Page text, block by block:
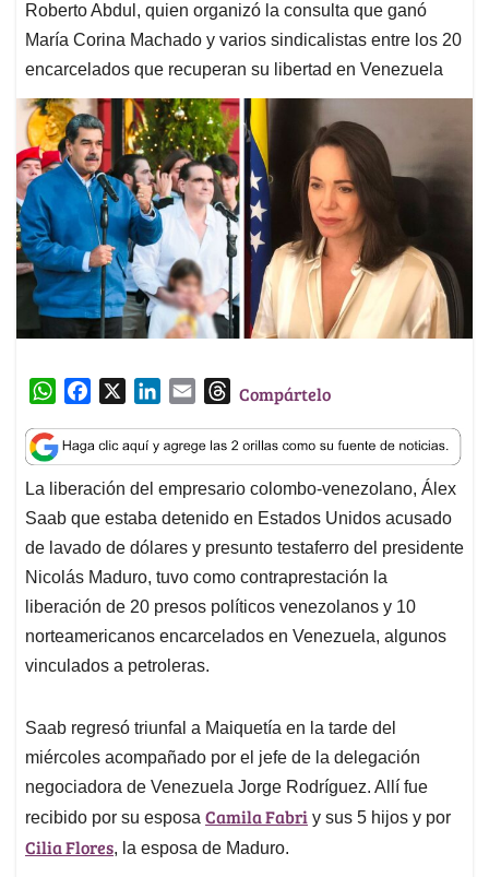
Roberto Abdul, quien organizó la consulta que ganó
María Corina Machado y varios sindicalistas entre los 20
encarcelados que recuperan su libertad en Venezuela
W
a
t
s
A
p
p
c
e
b
o
o
k
n
k
e
d
I
n
a
i
l
T
r
e
a
d
s
Compártelo
La liberación del empresario colombo-venezolano, Álex
Saab que estaba detenido en Estados Unidos acusado
de lavado de dólares y presunto testaferro del presidente
Nicolás Maduro, tuvo como contraprestación la
liberación de 20 presos políticos venezolanos y 10
norteamericanos encarcelados en Venezuela, algunos
vinculados a petroleras.
Saab regresó triunfal a Maiquetía en la tarde del
miércoles acompañado por el jefe de la delegación
negociadora de Venezuela Jorge Rodríguez. Allí fue
recibido por su esposa Camila Fabri y sus 5 hijos y por
Cilia Flores, la esposa de Maduro.